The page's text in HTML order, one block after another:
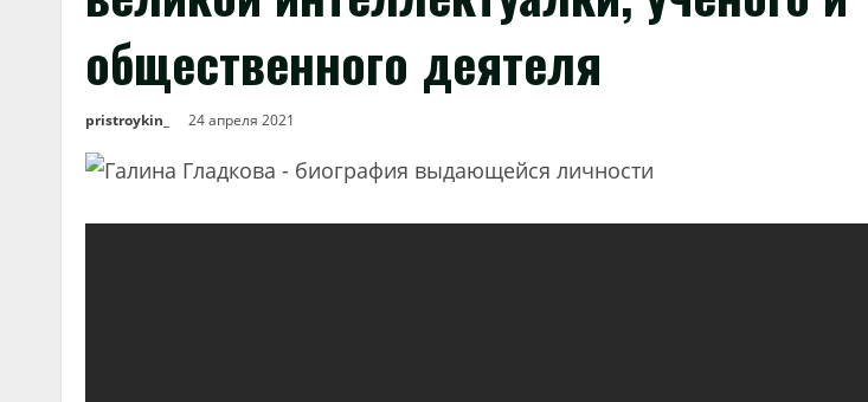
общественного деятеля
pristroykin_ 24 апреля 2021